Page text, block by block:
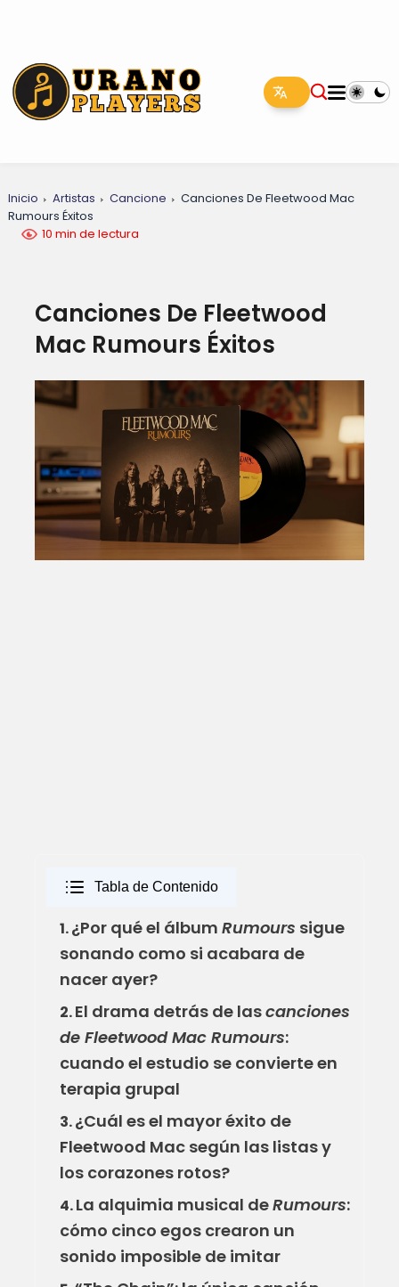
Inicio Artistas Cancione
Canciones De Fleetwood Mac
Rumours Éxitos
10 min de lectura
Canciones De Fleetwood
Mac Rumours Éxitos
Tabla de Contenido
1.¿Por qué el álbum Rumours sigue
sonando como si acabara de
nacer ayer?
2.El drama detrás de lascanciones
de Fleetwood Mac Rumours:
cuando el estudio se convierte en
terapia grupal
3.¿Cuál es el mayor éxito de
Fleetwood Mac según las listas y
los corazones rotos?
4.La alquimia musical deRumours:
cómo cinco egos crearon un
sonido imposible de imitar